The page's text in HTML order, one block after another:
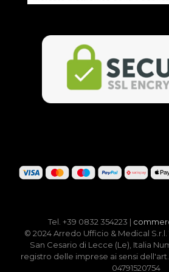
Tel. +39 0832 354223 |
© 2024 Arredo Ufficio & Medical S.r.l.
San Cesario di Lecce (Le), Italia
registro delle imprese ai sensi
04791520754